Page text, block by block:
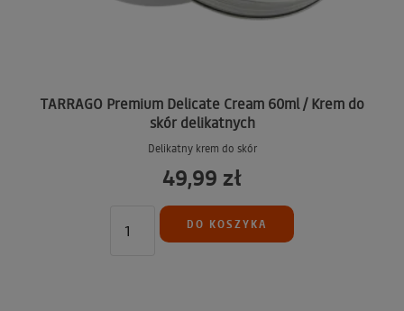
TARRAGO Premium Delicate Cream 60ml / Krem do
skór delikatnych
Delikatny krem do skór
49,99 zł
DO KOSZYKA